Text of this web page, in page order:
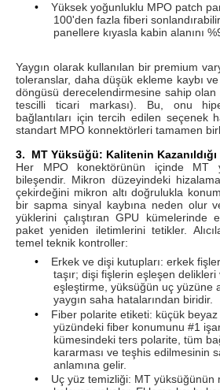
•
Yüksek yoğunluklu MPO patch
100'den fazla fiberi
panellere kıyasla kabin alanını
Yaygın olarak kullanılan bir premium
toleranslar, daha düşük ekleme kaybı
döngüsü derecelendirmesine sahip
tescilli ticari markası). Bu, onu
bağlantıları için tercih edilen seçenek
standart MPO konnektörleri tamamen
3.
MT Yüksüğü: Kalitenin
Her MPO konektörünün içinde MT
bileşendir. Mikron düzeyindeki
çekirdeğini mikron altı doğrulukla
bir sapma sinyal kaybına neden olur
yüklerini çalıştıran GPU kümelerinde
paket yeniden iletimlerini tetikler.
temel teknik kontroller:
•
Erkek ve dişi kutupları: erkek
taşır; dişi fişlerin eşleşen delikleri
eşleştirme, yüksüğün uç yüzüne
yaygın saha hatalarından biridir.
•
Fiber polarite etiketi: küçük
yüzündeki fiber konumunu #1
kümesindeki ters polarite, tüm
kararması ve teşhis edilmesinin
anlamına gelir.
•
Uç yüz temizliği: MT yüksüğünün